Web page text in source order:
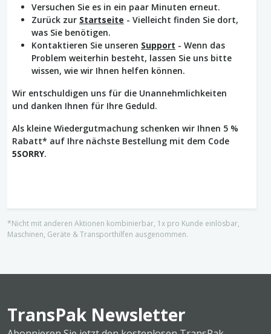
Versuchen Sie es in ein paar Minuten erneut.
Zurück zur Startseite - Vielleicht finden Sie dort,
was Sie benötigen.
Kontaktieren Sie unseren Support - Wenn das
Problem weiterhin besteht, lassen Sie uns bitte
wissen, wie wir Ihnen helfen können.
Wir entschuldigen uns für die Unannehmlichkeiten
und danken Ihnen für Ihre Geduld.
Als kleine Wiedergutmachung schenken wir Ihnen 5 %
Rabatt* auf Ihre nächste Bestellung mit dem Code
5SORRY.
*Nicht mit anderen Aktionen kombinierbar, 1x pro Kunde einlösbar,
Maschinen, Geräte & Transporthilfen ausgenommen.
TransPak Newsletter